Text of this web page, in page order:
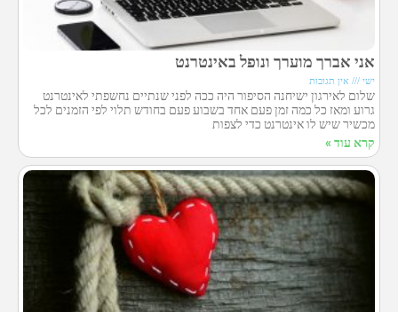
אני אברך מוערך ונופל באינטרנט
ישי אין תגובות
שלום לאירגון ישיחנה הסיפור היה ככה לפני שנתיים נחשפתי לאינטרנט
גרוע ומאז כל כמה זמן פעם אחד בשבוע פעם בחודש תלוי לפי הזמנים לכל
מכשיר שיש לו אינטרנט כדי לצפות
קרא עוד »